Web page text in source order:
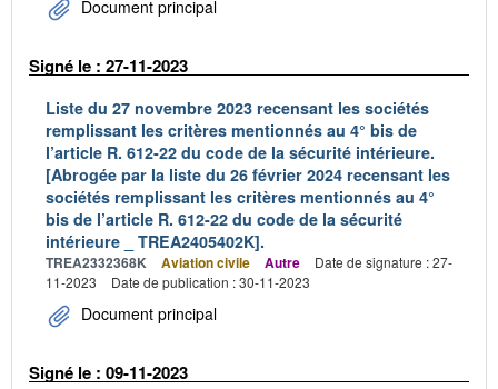
Document principal
Signé le : 27-11-2023
Liste du 27 novembre 2023 recensant les sociétés
remplissant les critères mentionnés au 4° bis de
l’article R. 612-22 du code de la sécurité intérieure.
[Abrogée par la liste du 26 février 2024 recensant les
sociétés remplissant les critères mentionnés au 4°
bis de l’article R. 612-22 du code de la sécurité
intérieure _ TREA2405402K].
TREA2332368K Aviation civile Autre
Date de signature : 27-
11-2023
Date de publication : 30-11-2023
Document principal
Signé le : 09-11-2023